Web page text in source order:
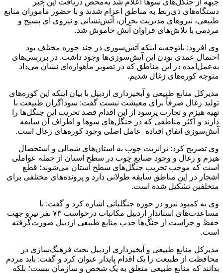
جبهه از جنگل‌های سوها اعلام شد به‌محض دریافت این خبر
دستگاه‌های ذی‌ربط به مناطق اعزام شدند و با حضور مأموران منابع
طبیعی، نیروهای مدیریت بحران، آتش‌نشانی و نیروی ای بسیج و
مردمی با تلاش‌های فراوان آتش خاموش شد.
وی افزود: باتوجه‌به اینکه آتش‌سوزی در چند حوزه مختلف بود
احتمال عمدی بودن این آتش‌سوزی‌ها وجود داشت. در بررسی‌های
به‌عمل‌آمده در این مناطق که در تصویر ماهواره‌ای نشان می‌داد
متوجه کوره‌های زغال شدیم.
مدیرکل منابع طبیعی و آبخیزداری اردبیل با بیان اینکه این کوره‌های
تولید زغال صرفاً برای معیشت نیست گفت: سوداگران طبیعت با
تهیه هیزم و تجارت پرسود از این اقدام قصد تخریب این جنگل‌ها را
دارند و اکثر مناطقی که در جنگل‌های سوها و اطراف آن سابقه
آتش‌سوزی اتفاق افتاده عامل اصلی وجود کوره‌های زغال است.
وی تصریح کرد: ترانزیت چوب به استان‌های شمالی و استحصال
هیزم و زغال و وجود صنایع چوب در سطح استان از جمله عواملی
است که موجب تخریب جنگل‌های سطح استان می‌شوند؛ قطع
اشجار در این مناطق سابقه طولانی دارد و پرونده‌های مختلفی برای
متخلفین تشکیل شده است.
وی به کمبود نیرو در حوزه جنگلبانی اشاره کرد و گفت: با
مساعدت‌های استاندار اردبیل مکاتبات درخواست ۷۳ نفر نیرو جهت
حفظ و حراست از جنگ‌ها جذب منابع طبیعی اردبیل صورت‌گرفته
است.
مدیرکل منابع طبیعی و آبخیزداری اردبیل بحث فرهنگ‌سازی در
محافظت از طبیعت را یک اقدام پایدار عنوان کرد و گفت: باید مردم
بدانند که منابع طبیعی متعلق به یک شخص و سازمان نیست؛ بلکه